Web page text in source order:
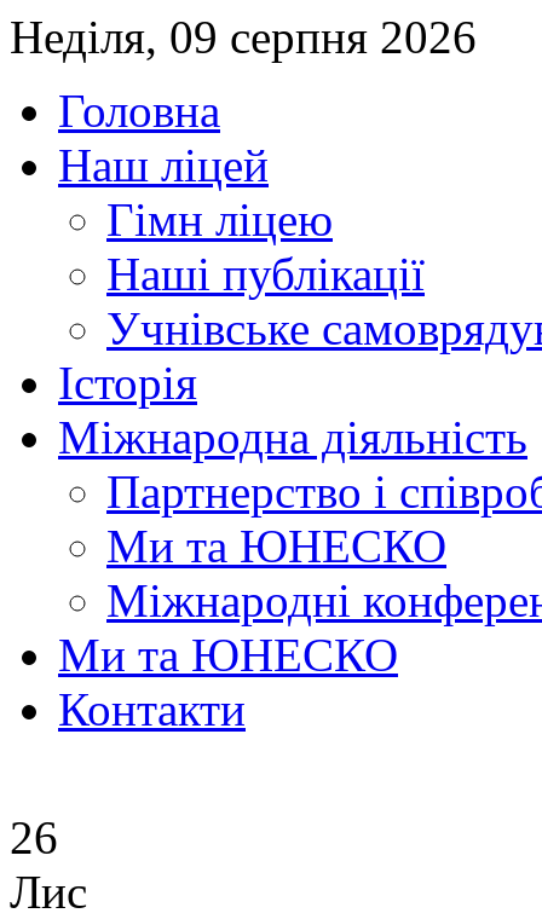
Неділя, 09 серпня 2026
Головна
Наш ліцей
Гімн ліцею
Наші публікації
Учнівське
Історія
Міжнародна діяльність
Партнерство і
Ми та ЮНЕСКО
Міжнародні
Ми та ЮНЕСКО
Контакти
26
Лис